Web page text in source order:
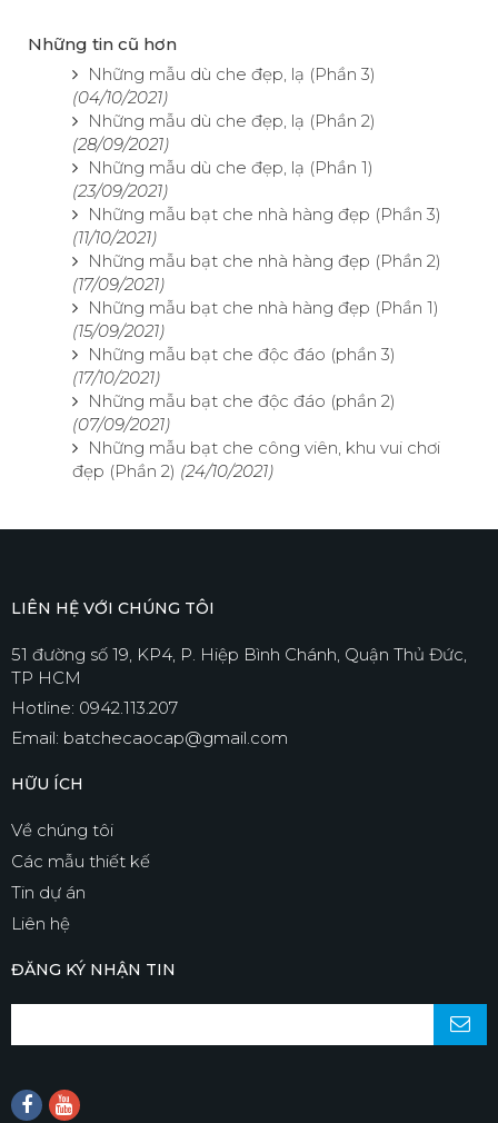
Những tin cũ hơn
Những mẫu dù che đẹp, lạ (Phần 3)
(04/10/2021)
Những mẫu dù che đẹp, lạ (Phần 2)
(28/09/2021)
Những mẫu dù che đẹp, lạ (Phần 1)
(23/09/2021)
Những mẫu bạt che nhà hàng đẹp (Phần 3)
(11/10/2021)
Những mẫu bạt che nhà hàng đẹp (Phần 2)
(17/09/2021)
Những mẫu bạt che nhà hàng đẹp (Phần 1)
(15/09/2021)
Những mẫu bạt che độc đáo (phần 3)
(17/10/2021)
Những mẫu bạt che độc đáo (phần 2)
(07/09/2021)
Những mẫu bạt che công viên, khu vui chơi
đẹp (Phần 2) (24/10/2021)
LIÊN HỆ VỚI CHÚNG TÔI
51 đường số 19, KP4, P. Hiệp Bình Chánh, Quận Thủ Đức,
TP HCM
Hotline: 0942.113.207
Email: batchecaocap@gmail.com
HỮU ÍCH
Về chúng tôi
Các mẫu thiết kế
Tin dự án
Liên hệ
ĐĂNG KÝ NHẬN TIN